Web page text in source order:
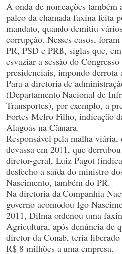
A onda de nomeações também
palco da chamada faxina feita
mandato, quando demitiu
corrupção. Nesses casos,
PR, PSD e PRB, siglas que,
esvaziar a sessão do
presidenciais, impondo derrota
Para a diretoria de
(Departamento Nacional de
Transportes), por exemplo, a
Fortes Melro Filho, indicação
Alagoas na Câmara.
Responsável pela malha
devassa em 2011, que
diretor-geral, Luiz Pagot
desfecho a saída do ministro
Nascimento, também do PR.
Na diretoria da Companhia
governo acomodou Igo
2011, Dilma ordenou uma
Agricultura, após denúncia de
diretor da Conab, teria
R$ 8 milhões a uma empresa.